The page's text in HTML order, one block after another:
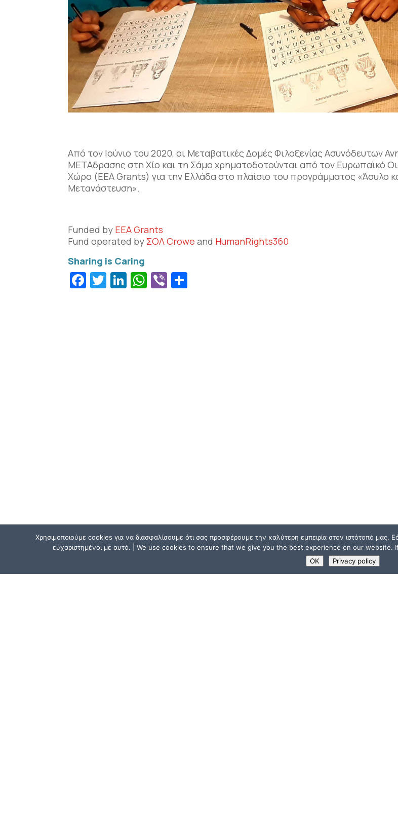
Από τον Ιούνιο του 2020, οι Μεταβατικές Δομές Φιλοξενίας Ασυνόδευτων
ΜΕΤΑδρασης στη Χίο και τη Σάμο χρηματοδοτούνται από τον Ευρωπαϊκό
Χώρο (EEA Grants) για την Ελλάδα στο πλαίσιο του προγράμματος «Άσυλο
Μετανάστευση».
Funded by EEA Grants
Fund operated by ΣΟΛ Crowe and HumanRights360
Facebook
Twitter
LinkedIn
WhatsApp
Viber
Χρησιμοποιούμε cookies για να διασφαλίσουμε ότι σας προσφέρουμε την καλύτερη εμπειρία στον ιστότοπό μας.
ευχαριστημένοι με αυτό. | We use cookies to ensure that we give you the best experience on our
OK
Privacy policy